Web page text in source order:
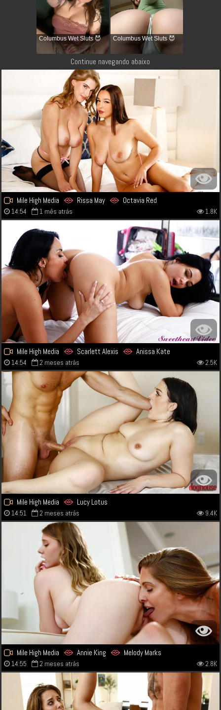
Columbus Wet Sluts 😈 Columbus Wet Sluts 😈
Continue navegando abaixo
Mile High Media Rissa May Octavia Red
14:54 1 mês atrás 1.8K
Mile High Media Scarlett Alexis Anissa Kate
14:54 2 meses atrás 2.5K
Mile High Media Lucy Lotus
14:51 2 meses atrás 9.4K
Mile High Media Annie King Melody Marks
14:55 2 meses atrás 2.8K